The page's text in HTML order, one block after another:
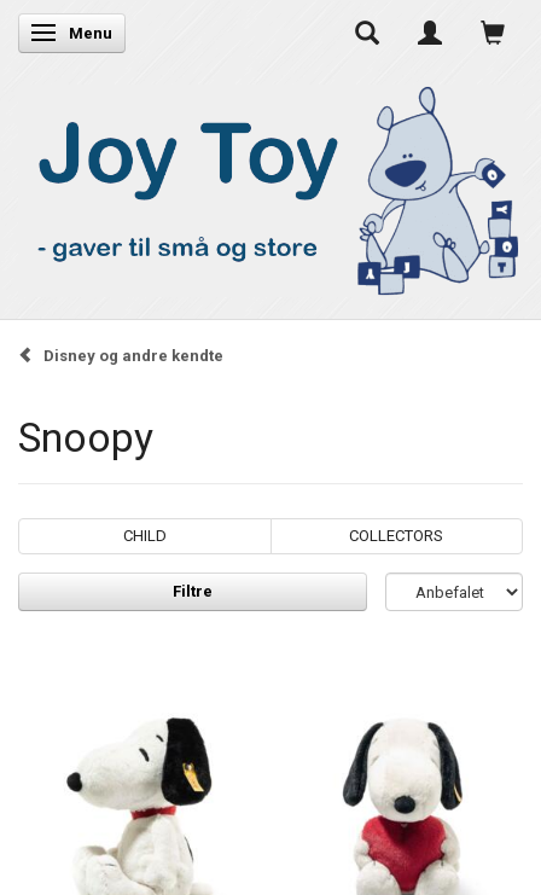
Skifte navigation
Menu
Disney og andre kendte
Snoopy
CHILD COLLECTORS
Filtre